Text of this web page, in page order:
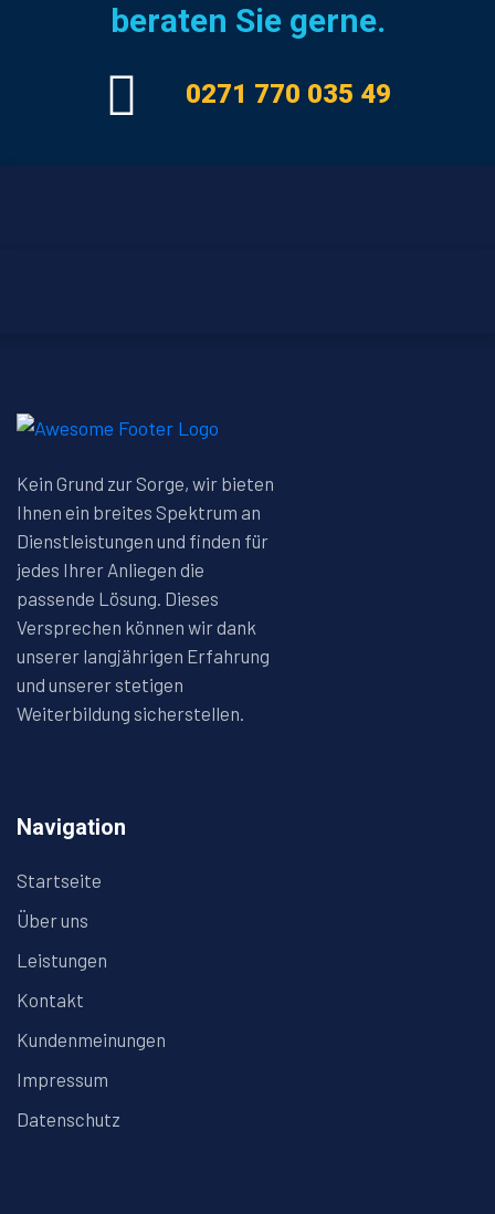
beraten Sie gerne.
0271 770 035 49
Kein Grund zur Sorge, wir bieten
Ihnen ein breites Spektrum an
Dienstleistungen und finden für
jedes Ihrer Anliegen die
passende Lösung. Dieses
Versprechen können wir dank
unserer langjährigen Erfahrung
und unserer stetigen
Weiterbildung sicherstellen.
Navigation
Startseite
Über uns
Leistungen
Kontakt
Kundenmeinungen
Impressum
Datenschutz